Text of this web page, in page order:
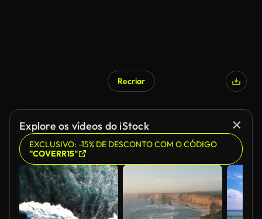
Recriar
Explore os vídeos do iStock
EXCLUSIVO: -15% DE DESCONTO COM O CÓDIGO
"COVERR15"